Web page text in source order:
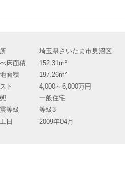
埼玉県さいたま市見沼区
床面積
152.31m²
面積
197.26m²
ト
4,000～6,000万円
一般住宅
等級
等級3
日
2009年04月